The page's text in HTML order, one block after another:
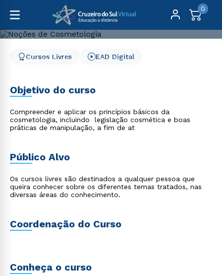
0
Cursos Livres Saúde Noções de Cosmetologia
Cursos Livres EAD Digital
Objetivo do curso
Compreender e aplicar os princípios básicos da
cosmetologia, incluindo legislação cosmética e boas
práticas de manipulação, a fim de at
Público Alvo
Os cursos livres são destinados a qualquer pessoa que
queira conhecer sobre os diferentes temas tratados, nas
diversas áreas do conhecimento.
Coordenação do Curso
Conheça o curso